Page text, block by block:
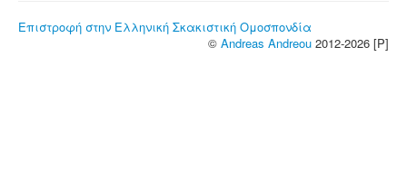
Επιστροφή στην Ελληνική Σκακιστική Ομοσπονδία
© Andreas Andreou 2012-2026 [P]